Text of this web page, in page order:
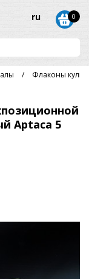
ru 0
Флаконы
Aptaca 5